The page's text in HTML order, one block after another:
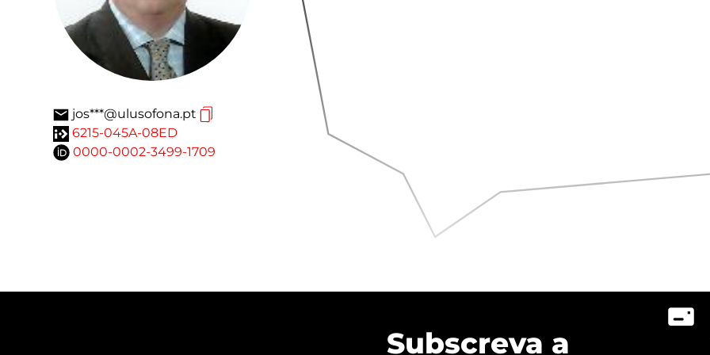
jos***@ulusofona.pt
6215-045A-08ED
0000-0002-3499-1709
Subscreva a